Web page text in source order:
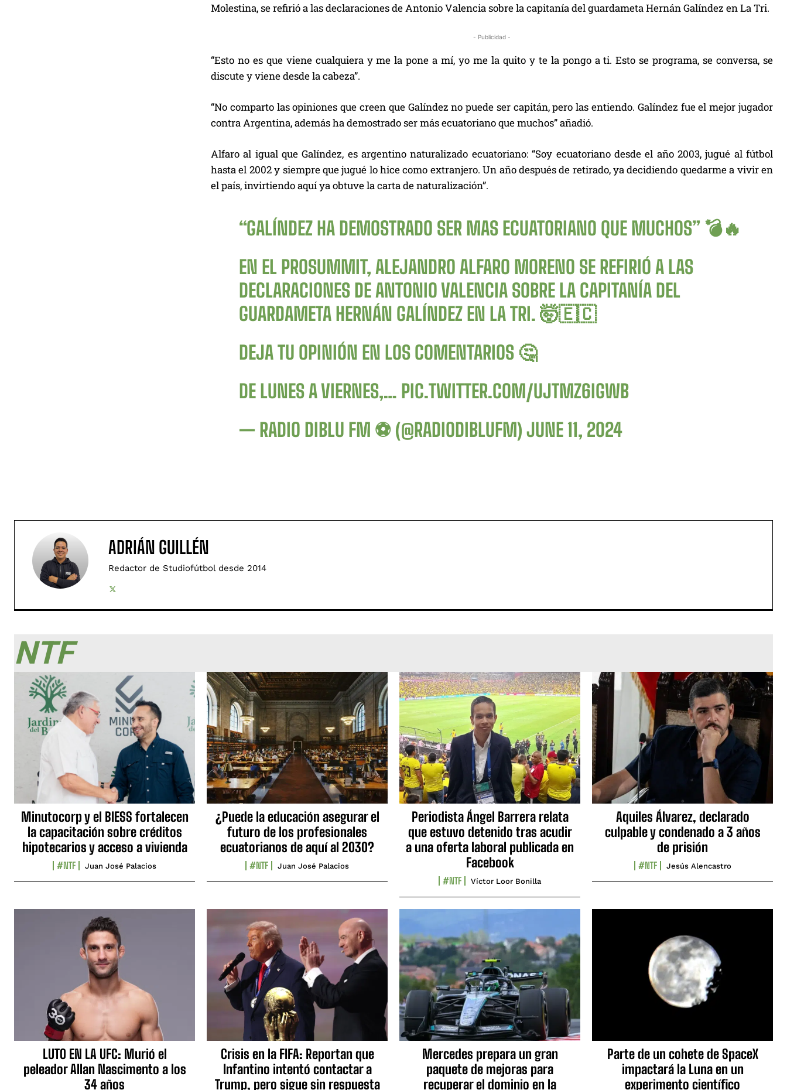
Molestina, se refirió a las declaraciones de Antonio Valencia sobre la capitanía del guardameta Hernán Galíndez en La Tri.
- Publicidad -
“Esto no es que viene cualquiera y me la pone a mí, yo me la quito y te la pongo a ti. Esto se programa, se conversa, se
discute y viene desde la cabeza”.
“No comparto las opiniones que creen que Galíndez no puede ser capitán, pero las entiendo. Galíndez fue el mejor jugador
contra Argentina, además ha demostrado ser más ecuatoriano que muchos” añadió.
Alfaro al igual que Galíndez, es argentino naturalizado ecuatoriano: “Soy ecuatoriano desde el año 2003, jugué al fútbol
hasta el 2002 y siempre que jugué lo hice como extranjero. Un año después de retirado, ya decidiendo quedarme a vivir en
el país, invirtiendo aquí ya obtuve la carta de naturalización”.
“GALÍNDEZ HA DEMOSTRADO SER MAS ECUATORIANO QUE MUCHOS” 💣🔥
EN EL PROSUMMIT, ALEJANDRO ALFARO MORENO SE REFIRIÓ A LAS
DECLARACIONES DE ANTONIO VALENCIA SOBRE LA CAPITANÍA DEL
GUARDAMETA HERNÁN GALÍNDEZ EN LA TRI. 🤯🇪🇨
DEJA TU OPINIÓN EN LOS COMENTARIOS 🤔
DE LUNES A VIERNES,… PIC.TWITTER.COM/UJTMZ6IGWB
— RADIO DIBLU FM ⚽️ (@RADIODIBLUFM) JUNE 11, 2024
ADRIÁN GUILLÉN
Redactor de Studiofútbol desde 2014
NTF
Minutocorp y el BIESS fortalecen
la capacitación sobre créditos
hipotecarios y acceso a vivienda
#NTF Juan José Palacios
¿Puede la educación asegurar el
futuro de los profesionales
ecuatorianos de aquí al 2030?
#NTF Juan José Palacios
Periodista Ángel Barrera relata
que estuvo detenido tras acudir
a una oferta laboral publicada en
Facebook
#NTF Víctor Loor Bonilla
Aquiles Álvarez, declarado
culpable y condenado a 3 años
de prisión
#NTF Jesús Alencastro
LUTO EN LA UFC: Murió el
peleador Allan Nascimento a los
34 años
Crisis en la FIFA: Reportan que
Infantino intentó contactar a
Trump, pero sigue sin respuesta
Mercedes prepara un gran
paquete de mejoras para
recuperar el dominio en la
Parte de un cohete de SpaceX
impactará la Luna en un
experimento científico